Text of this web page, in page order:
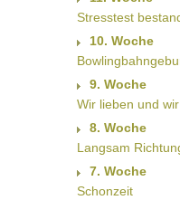
Stresstest
10. Woche
9. Woche
Wir lieben und
8. Woche
Langsam
7. Woche
Schonzeit